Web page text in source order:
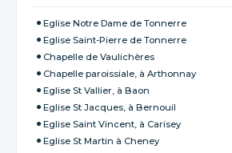
Eglise Notre Dame de Tonnerre
Eglise Saint-Pierre de Tonnerre
Chapelle de Vaulichères
Chapelle paroissiale, à Arthonnay
Eglise St Vallier, à Baon
Eglise St Jacques, à Bernouil
Eglise Saint Vincent, à Carisey
Eglise St Martin à Cheney